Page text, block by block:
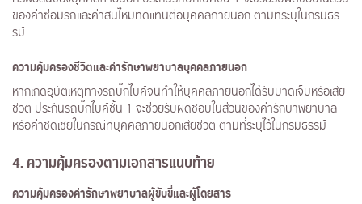
ของค่าซ่อมรถและค่าสินไหมทดแทนต่อบุคคลภายนอก ตามที่ระบุในกรมธร
รม์
ความคุ้มครองชีวิตและค่ารักษาพยาบาลบุคคลภายนอก
หากเกิดอุบัติเหตุทางรถบิ๊กไบค์จนทำให้บุคคลภายนอกได้รับบาดเจ็บหรือเสีย
ชีวิต ประกันรถบิ๊กไบค์ชั้น 1 จะช่วยรับผิดชอบในส่วนของค่ารักษาพยาบาล
หรือค่าชดเชยในกรณีที่บุคคลภายนอกเสียชีวิต ตามที่ระบุไว้ในกรมธรรม์
4. ความคุ้มครองตามเอกสารแนบท้าย
ความคุ้มครองค่ารักษาพยาบาลผู้ขับขี่และผู้โดยสาร